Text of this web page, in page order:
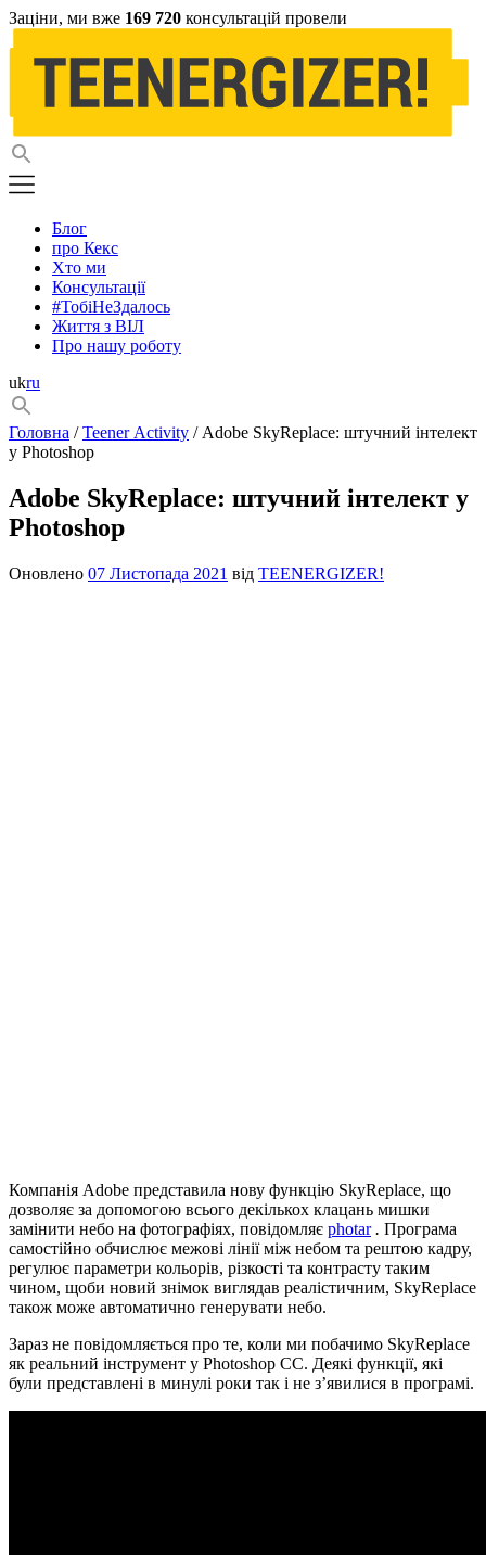
Заціни, ми вже 169 720 консультацій провели
Блог
про Кекс
Хто ми
Консультації
#ТобіНеЗдалось
Життя з ВІЛ
Про нашу роботу
ukru
Головна /Teener Activity / Adobe SkyReplace: штучний інтелект
у Photoshop
Adobe SkyReplace: штучний інтелект у
Photoshop
Оновлено 07 Листопада 2021 від TEENERGIZER!
Компанія Adobe представила нову функцію SkyReplace, що
дозволяє за допомогою всього декількох клацань мишки
замінити небо на фотографіях, повідомляє photar . Програма
самостійно обчислює межові лінії між небом та рештою кадру,
регулює параметри кольорів, різкості та контрасту таким
чином, щоби новий знімок виглядав реалістичним, SkyReplace
також може автоматично генерувати небо.
Зараз не повідомляється про те, коли ми побачимо SkyReplace
як реальний інструмент у Photoshop CC. Деякі функції, які
були представлені в минулі роки так і не з’явилися в програмі.